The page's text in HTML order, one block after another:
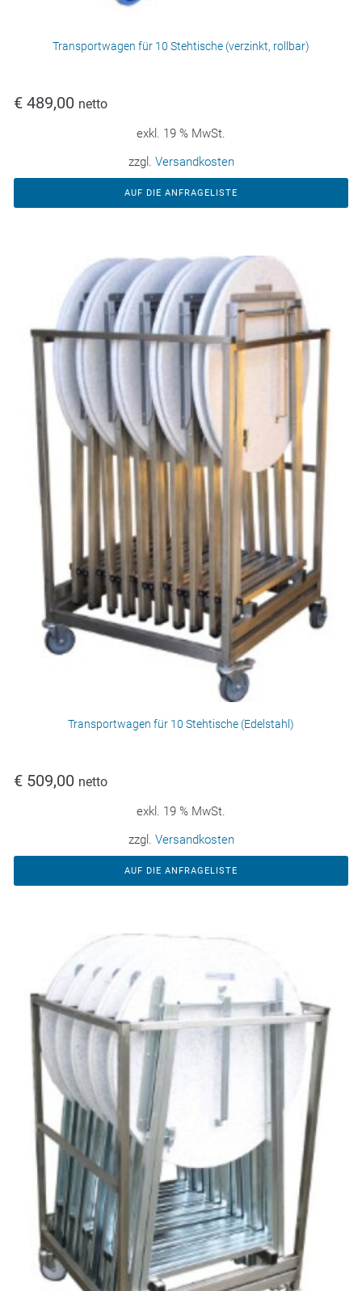
Transportwagen für 10 Stehtische (verzinkt, rollbar)
€ 489,00 netto
exkl. 19 % MwSt.
zzgl. Versandkosten
AUF DIE ANFRAGELISTE
Transportwagen für 10 Stehtische (Edelstahl)
€ 509,00 netto
exkl. 19 % MwSt.
zzgl. Versandkosten
AUF DIE ANFRAGELISTE